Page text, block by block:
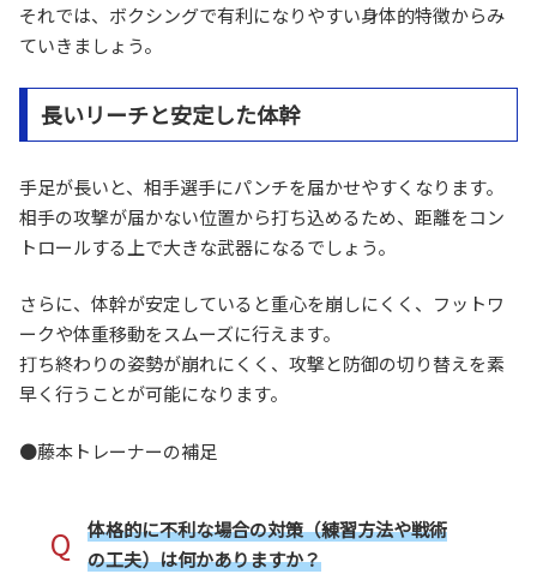
それでは、ボクシングで有利になりやすい身体的特徴からみ
ていきましょう。
長いリーチと安定した体幹
手足が長いと、相手選手にパンチを届かせやすくなります。
相手の攻撃が届かない位置から打ち込めるため、距離をコン
トロールする上で大きな武器になるでしょう。
さらに、体幹が安定していると重心を崩しにくく、フットワ
ークや体重移動をスムーズに行えます。
打ち終わりの姿勢が崩れにくく、攻撃と防御の切り替えを素
早く行うことが可能になります。
●藤本トレーナーの補足
Q
体格的に不利な場合の対策（練習方法や戦術
の工夫）は何かありますか？